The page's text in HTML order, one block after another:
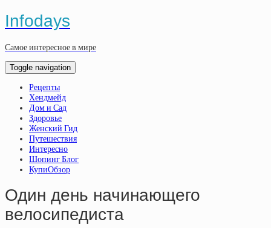
Infodays
Самое интересное в мире
Toggle navigation
Рецепты
Хендмейд
Дом и Сад
Здоровье
Женский Гид
Путешествия
Интересно
Шопинг Блог
КупиОбзор
Один день начинающего
велосипедиста